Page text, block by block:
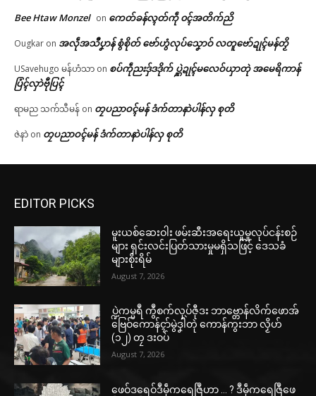
Bee Htaw Monzel on ကေတ်ခန်လ္ၚတ်ကဵု ၀ၚ်အတိက်ညိ
Ougkar on အလဵုအသဳပၞာန် စွံစိုတ် ဗော်ဟွံလုပ်သၞောဝ် လတူဗော်ဍုၚ်မန်တၟိ
USavehugo မန်ဟံသာ on စပ်ကဵုညးဒှ်ဒဒိုက် ပ္ဋဲဍုၚ်မလေဝ်ယှာတုဲ အမေရိကာန်
ပြံၚ်လှာဲဗီုပြၚ်
ရာမည သက်သီမန် on တၠပညာဝၚ်မန် ဒံက်တာနာဲပါန်လှ စုတိ
ဇဲနာဲ on တၠပညာဝၚ်မန် ဒံက်တာနာဲပါန်လှ စုတိ
EDITOR PICKS
မူးယစ်ဆေးဝါး ဖမ်းဆီးအရေးယူမှုလုပ်ငန်းစဉ်
များ ရှင်းလင်းပြတ်သားမှုမရှိသဖြင့် ဒေသခံ
များစိုးရိမ်
August 7, 2026
ပ္ဍဲကမ္မရဳ ကွဳစက်လုပ်ဇီုဒး ဘာဗ္တောန်လိက်ဖောအ်
ဗြေဝ်ကောန်ၚာ်မွဲဒၞါဲတုဲ ကောန်ကွးဘာ လၟိဟ်
(၁၂) တၠ ဒးဝပ်
August 7, 2026
ဖေဝ်ဒရေဝ်ဒဳမဵုကရေဇြဳဟာ … ? ဒဳမဵုကရေဇြဳဖေ